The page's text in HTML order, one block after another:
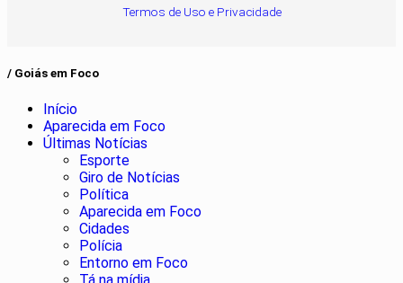
Termos de Uso e Privacidade
/ Goiás em Foco
Início
Aparecida em Foco
Últimas Notícias
Esporte
Giro de Notícias
Política
Aparecida em Foco
Cidades
Polícia
Entorno em Foco
Tá na mídia